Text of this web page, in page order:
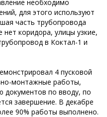
необходимо
для этого используют
часть трубопровода
коридора, улицы узкие,
в Коктал-1 и
4 пусковой
монтажные работы,
по вводу, по
завершение. В декабре
90% работы выполнено.